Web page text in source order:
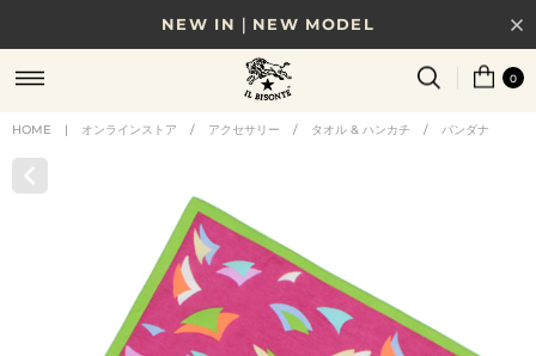
NEW IN｜NEW MODEL
8/17(月)10時まで｜税込11,000円以上で送料無料
贈る相手やシーンから選べる、新しいギフトガイド
0
HOME | オンラインストア / アクセサリー / タオル & ハンカチ / バンダナ